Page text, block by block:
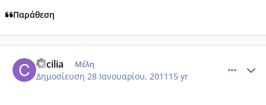
Παράθεση
cecilia Μέλη
Δημοσίευση 28 Ιανουαρίου, 2011 15 yr